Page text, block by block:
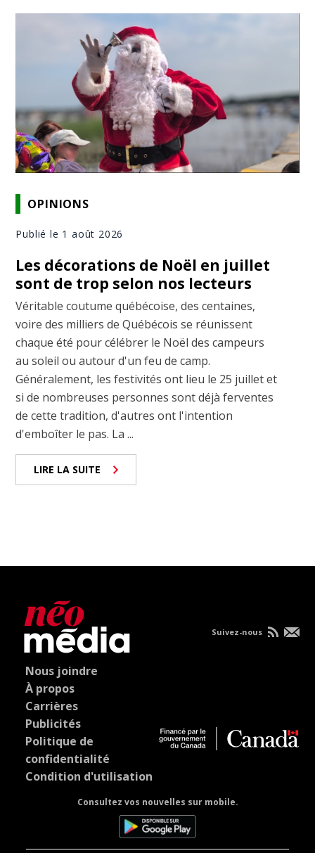
OPINIONS
Publié le 1 août 2026
Les décorations de Noël en juillet
sont de trop selon nos lecteurs
Véritable coutume québécoise, des centaines,
voire des milliers de Québécois se réunissent
chaque été pour célébrer le Noël des campeurs
au soleil ou autour d'un feu de camp.
Généralement, les festivités ont lieu le 25 juillet et
si de nombreuses personnes sont déjà ferventes
de cette tradition, d'autres ont l'intention
d'emboîter le pas. La ...
LIRE LA SUITE
Nous joindre
À propos
Carrières
Publicités
Politique de
confidentialité
Condition d'utilisation
Consultez vos nouvelles sur mobile.
Suivez-nous